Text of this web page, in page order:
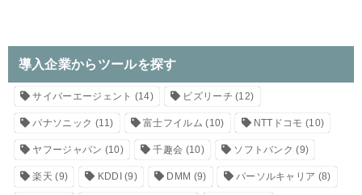
導入企業からツールを探す
サイバーエージェント (14) ビズリーチ (12)
パナソニック (11) 富士フイルム (10) NTTドコモ (10)
ヤフージャパン (10) 千趣会 (10) ソフトバンク (9)
楽天 (9) KDDI(9) DMM (9) パーソルキャリア (8)